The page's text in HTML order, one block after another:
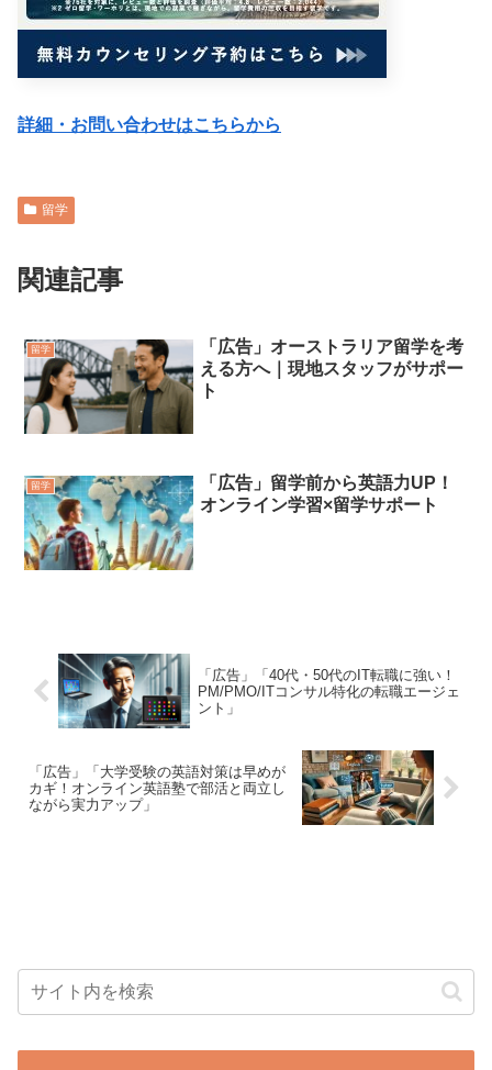
詳細・お問い合わせはこちらから
留学
関連記事
留学
「広告」オーストラリア留学を考
える方へ｜現地スタッフがサポー
ト
留学
「広告」留学前から英語力UP！
オンライン学習×留学サポート
「広告」「40代・50代のIT転職に強い！
PM/PMO/ITコンサル特化の転職エージェ
ント」
「広告」「大学受験の英語対策は早めが
カギ！オンライン英語塾で部活と両立し
ながら実力アップ」